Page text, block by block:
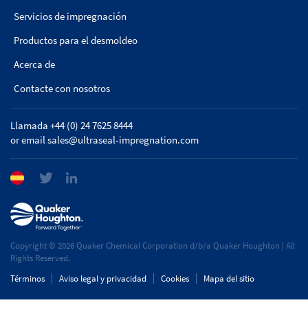
Servicios de impregnación
Productos para el desmoldeo
Acerca de
Contacte con nosotros
Llamada +44 (0) 24 7625 8444
or emailsales@ultraseal-impregnation.com
Copyright © 2026 Quaker Chemical Corporation d/b/a Quaker Houghton | All
Rights Reserved.
Términos
Aviso legal y privacidad Cookies Mapa del sitio